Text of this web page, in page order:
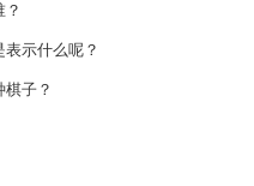
？
示什么呢？
子？